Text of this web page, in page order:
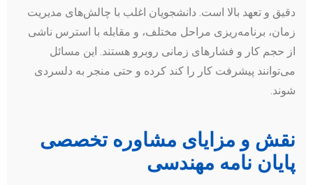
دقیق و تعهد بالا است. دانشجویان اغلب با چالش‌های مدیریت
زمان، برنامه‌ریزی مراحل مختلف، و مقابله با استرس ناشی
از حجم کار و فشارهای زمانی روبرو هستند. این مسائل
می‌توانند پیشرفت کار را کند کرده و حتی منجر به دلسردی
شوند.
نقش و مزایای مشاوره تخصصی
پایان نامه مهندسی